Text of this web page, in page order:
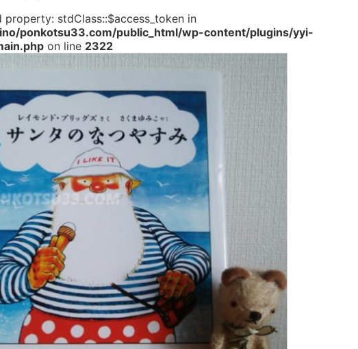
property: stdClass::$access_token in
ponkotsu33.com/public_html/wp-content/plugins/yyi-
on line 2322